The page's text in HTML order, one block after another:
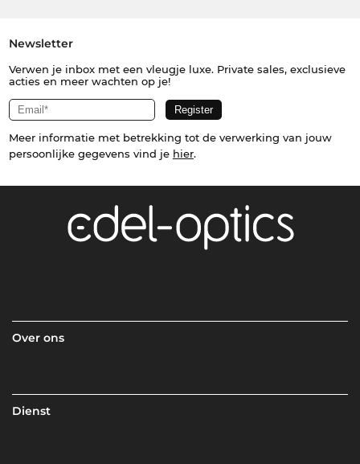
Newsletter
Verwen je inbox met een vleugje luxe. Private sales, exclusieve
acties en meer wachten op je!
Meer informatie met betrekking tot de verwerking van jouw
persoonlijke gegevens vind je hier.
Over ons
Dienst